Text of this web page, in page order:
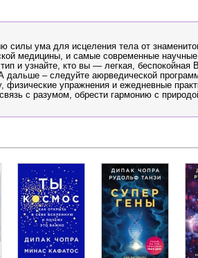
ума для исцеления тела от
медицины, и самые современные
и узнайте, кто вы — легкая, беспокойная
– следуйте аюрведической
упражнения и ежедневные
с разумом, обрести гармонию с